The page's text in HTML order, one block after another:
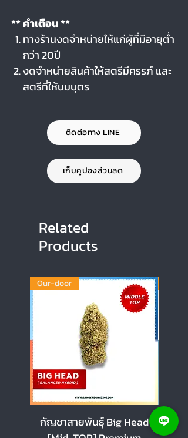
** คำเตือน **
ทางร้านงดจำหน่ายให้แก่ผู้ที่มีอายุต่ำ
กว่า 20ปี
งดจำหน่ายสินค้าให้สตรีมีครรภ์ และ
สตรีที่ให้นมบุตร
ติดต่อทาง LINE
เก็บคูปองส่วนลด
Related
Products
Our-door
กัญชาสายพันธุ์ Big Head
กัญช